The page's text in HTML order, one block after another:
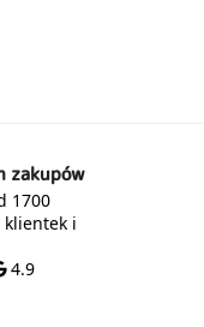
zakupów
1700
klientek i
4.9